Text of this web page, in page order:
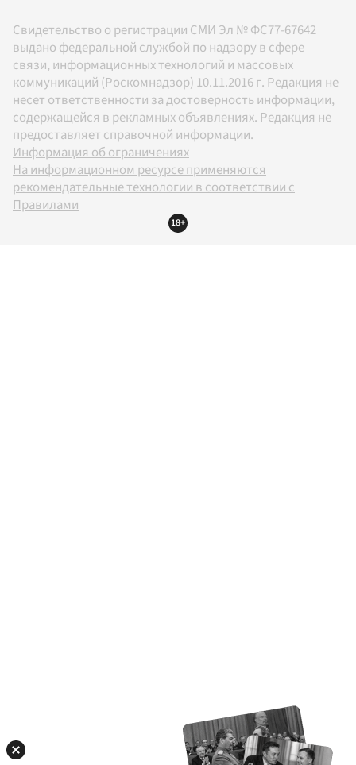
Свидетельство о регистрации СМИ Эл № ФС77-67642
выдано федеральной службой по надзору в сфере
связи, информационных технологий и массовых
коммуникаций (Роскомнадзор) 10.11.2016 г. Редакция не
несет ответственности за достоверность информации,
содержащейся в рекламных объявлениях. Редакция не
предоставляет справочной информации.
Информация об ограничениях
На информационном ресурсе применяются
рекомендательные технологии в соответствии с
Правилами
18+